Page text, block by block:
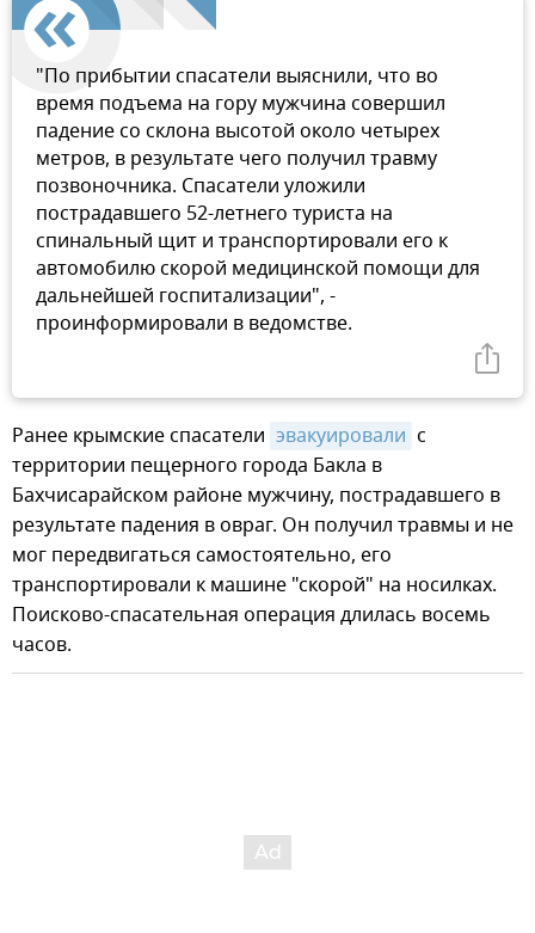
"По прибытии спасатели выяснили, что во
время подъема на гору мужчина совершил
падение со склона высотой около четырех
метров, в результате чего получил травму
позвоночника. Спасатели уложили
пострадавшего 52-летнего туриста на
спинальный щит и транспортировали его к
автомобилю скорой медицинской помощи для
дальнейшей госпитализации", -
проинформировали в ведомстве.
Ранее крымские спасатели эвакуировали с
территории пещерного города Бакла в
Бахчисарайском районе мужчину, пострадавшего в
результате падения в овраг. Он получил травмы и не
мог передвигаться самостоятельно, его
транспортировали к машине "скорой" на носилках.
Поисково-спасательная операция длилась восемь
часов.